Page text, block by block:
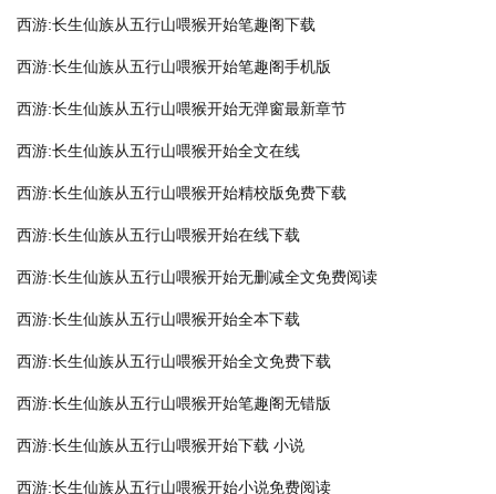
西游:长生仙族从五行山喂猴开始笔趣阁下载
西游:长生仙族从五行山喂猴开始笔趣阁手机版
西游:长生仙族从五行山喂猴开始无弹窗最新章节
西游:长生仙族从五行山喂猴开始全文在线
西游:长生仙族从五行山喂猴开始精校版免费下载
西游:长生仙族从五行山喂猴开始在线下载
西游:长生仙族从五行山喂猴开始无删减全文免费阅读
西游:长生仙族从五行山喂猴开始全本下载
西游:长生仙族从五行山喂猴开始全文免费下载
西游:长生仙族从五行山喂猴开始笔趣阁无错版
西游:长生仙族从五行山喂猴开始下载 小说
西游:长生仙族从五行山喂猴开始小说免费阅读